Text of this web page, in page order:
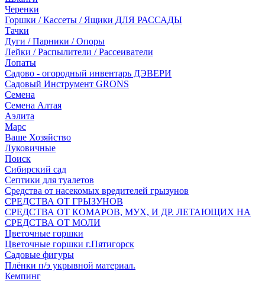
Черенки
Горшки / Кассеты / Ящики ДЛЯ РАССАДЫ
Тачки
Дуги / Парники / Опоры
Лейки / Распылители / Рассеиватели
Лопаты
Садово - огородный инвентарь ДЭВЕРИ
Садовый Инструмент GRONS
Семена
Семена Алтая
Аэлита
Марс
Ваше Хозяйство
Луковичные
Поиск
Сибирский сад
Септики для туалетов
Средства от насекомых вредителей грызунов
СPEДСТВА ОТ ГРЫЗУНОВ
СРЕДСТВА ОТ КОМАРОВ, МУХ, И ДР. ЛЕТАЮЩИХ НА
СРЕДСТВА ОТ МОЛИ
Цветочные горшки
Цветочные горшки г.Пятигорск
Садовые фигуры
Плёнки п/э укрывной материал.
Кемпинг